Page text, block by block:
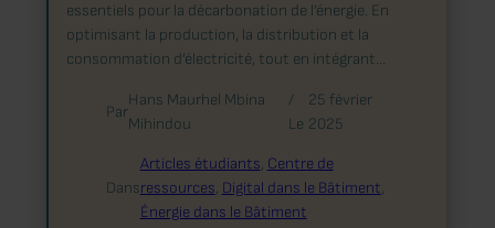
essentiels pour la décarbonation de l’énergie. En
optimisant la production, la distribution et la
consommation d’électricité, tout en intégrant…
Par
Hans Maurhel Mbina
Mihindou
/
Le
25 février
2025
Dans
Articles étudiants, Centre de
ressources, Digital dans le Bâtiment
Énergie dans le Bâtiment